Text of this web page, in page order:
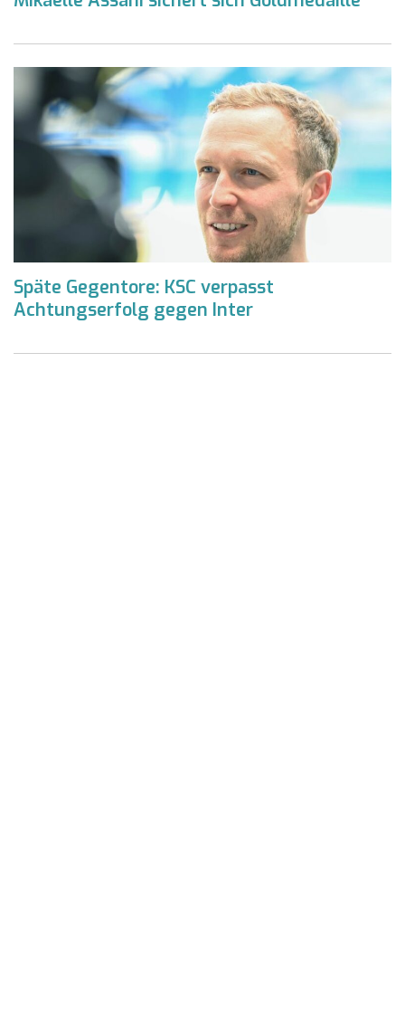
Späte Gegentore: KSC verpasst
Achtungserfolg gegen Inter